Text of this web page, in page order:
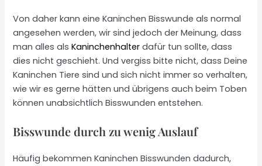
Von daher kann eine Kaninchen Bisswunde als normal
angesehen werden, wir sind jedoch der Meinung, dass
man alles alsKaninchenhalter dafür tun sollte, dass
dies nicht geschieht. Und vergiss bitte nicht, dass Deine
Kaninchen Tiere sind und sich nicht immer so verhalten,
wie wir es gerne hätten und übrigens auch beim Toben
können unabsichtlich Bisswunden entstehen.
Bisswunde durch zu wenig Auslauf
Häufig bekommen Kaninchen Bisswunden dadurch,